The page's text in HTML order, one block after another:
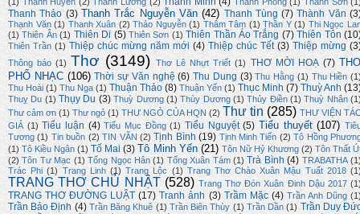
(1) Thanh Huyền (2) Thanh Lương (2) Thanh Phong (1) Thanh Sơn
Thanh Thảo (3) Thanh Trắc Nguyễn Văn (42) Thanh Tùng (7) Thành Văn
Thạnh Văn (1) Thanh Xuân (2) Thảo Nguyễn (1) Thâm Tâm (1) Thần Y (1) Thi Ngọc
(1) Thiên Ân (1) Thiên Di (5) Thiên Sơn (1) Thiên Thần Áo Trắng (7) Thiên Tôn
Thiên Trần (1) Thiệp chúc mừng năm mới (4) Thiệp chúc Tết (3) Thiệp mừng
Thông báo (1) Thơ (3149) Thơ Lê Nhựt Triết (1) THƠ MỜI HOẠ (7)
PHỔ NHẠC (106) Thời sự Văn nghệ (6) Thu Dung (3) Thu Hằng (1) Thu Hiền
Thu Hoài (1) Thu Nga (1) Thuận Thảo (8) Thuận Yến (1) Thục Minh (7) Thuỳ Anh
Thuỵ Du (1) Thụy Du (3) Thuỳ Dương (1) Thùy Dương (1) Thủy Điền (1) Thuỳ Nhân
Thư cảm ơn (1) Thư ngỏ (1) THƯ NGỎ CỦA HQN (2) Thư tin (285) THƯ VIỆN
GIẢ (1) Tiểu luận (4) Tiểu Mục Đồng (1) Tiểu Nguyệt (5) Tiểu thuyết (107)
Tương (1) Tin buồn (2) TIN VĂN (2) Tịnh Bình (19) Tịnh Minh Tiến (2) Tô Hồng
(1) Tô Kiều Ngân (1) Tố Mai (3) Tô Minh Yến (21) Tôn Nữ Hỷ Khương (2) Tôn Thất
(2) Tôn Tư Mạc (1) Tống Ngọc Hân (1) Tống Xuân Tám (1) Trà Bình (4) TRABATHA
Trác Phi (1) Trang Linh (1) Trang Lộc (1) Trang Thơ Chào Xuân Mậu Tuất 2018
TRANG THƠ CHỦ NHẬT (528) Trang Thơ Đón Xuân Đinh Dậu 2017
TRANG THƠ ĐƯỜNG LUẬT (17) Tranh ảnh (3) Trầm Mặc (4) Trần Anh Dũng
Trần Bảo Định (4) Trần Băng Khuê (1) Trần Biên Thùy (1) Trần Dần (1) Trần Duy